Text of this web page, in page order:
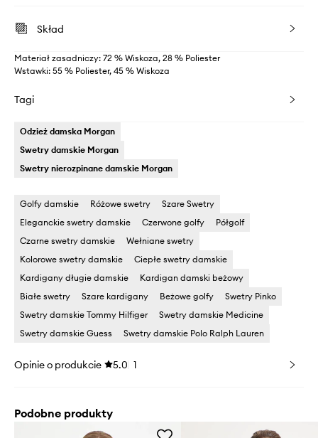
Skład
Materiał zasadniczy: 72 % Wiskoza, 28 % Poliester
Wstawki: 55 % Poliester, 45 % Wiskoza
Tagi
Odzież damska Morgan
Swetry damskie Morgan
Swetry nierozpinane damskie Morgan
Golfy damskie Różowe swetry
Szare Swetry
Eleganckie swetry damskie
Czerwone golfy
Półgolf
Czarne swetry damskie
Wełniane swetry
Kolorowe swetry damskie
Ciepłe swetry damskie
Kardigany długie damskie
Kardigan damski beżowy
Białe swetry
Szare kardigany Beżowe golfy
Swetry Pinko
Swetry damskie Tommy Hilfiger
Swetry damskie Medicine
Swetry damskie Guess
Swetry damskie Polo Ralph Lauren
Opinie o produkcie 5.0 1
Podobne produkty